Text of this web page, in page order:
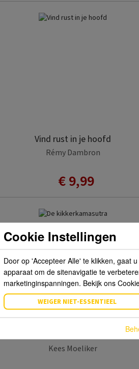
Vind rust in je hoofd
Rémy Dambron
€ 9,99
Kees Moeliker
Cookie Instellingen
Door op 'Accepteer Alle' te klikken, gaat
apparaat om de sitenavigatie te
marketinginspanningen. Bekijk ons
WEIGER NIET-ESSENTIEEL